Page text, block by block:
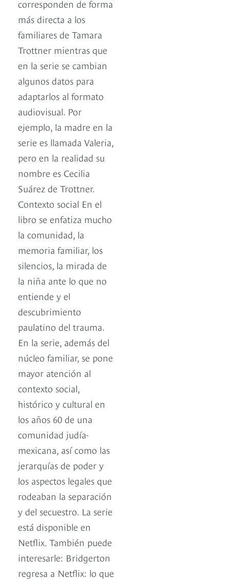
corresponden de forma
más directa a los
familiares de Tamara
Trottner mientras que
en la serie se cambian
algunos datos para
adaptarlos al formato
audiovisual. Por
ejemplo, la madre en la
serie es llamada Valeria,
pero en la realidad su
nombre es Cecilia
Suárez de Trottner.
Contexto social En el
libro se enfatiza mucho
la comunidad, la
memoria familiar, los
silencios, la mirada de
la niña ante lo que no
entiende y el
descubrimiento
paulatino del trauma.
En la serie, además del
núcleo familiar, se pone
mayor atención al
contexto social,
histórico y cultural en
los años 60 de una
comunidad judía-
mexicana, así como las
jerarquías de poder y
los aspectos legales que
rodeaban la separación
y del secuestro. La serie
está disponible en
Netflix. También puede
interesarle: Bridgerton
regresa a Netflix: lo que